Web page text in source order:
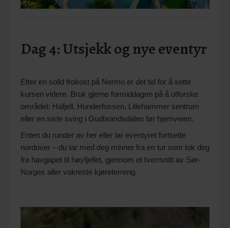
Dag 4: Utsjekk og nye eventyr
Etter en solid frokost på Nermo er det tid for å sette
kursen videre. Bruk gjerne formiddagen på å utforske
området: Hafjell, Hunderfossen, Lillehammer sentrum
eller en siste sving i Gudbrandsdalen før hjemveien.
Enten du runder av her eller lar eventyret fortsette
nordover – du tar med deg minner fra en tur som tok deg
fra havgapet til høyfjellet, gjennom et tverrsnitt av Sør-
Norges aller vakreste kjøreterreng.